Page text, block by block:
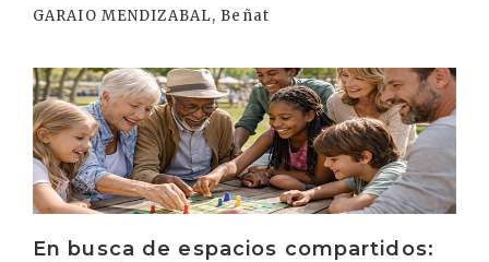
GARAIO MENDIZABAL, Beñat
En busca de espacios compartidos:
Irakurri